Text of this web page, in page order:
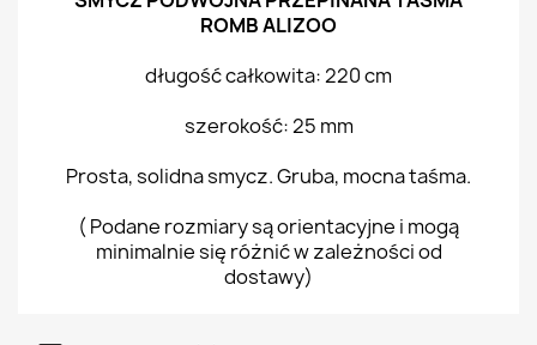
ROMB ALIZOO
długość całkowita: 220 cm
szerokość: 25 mm
Prosta, solidna smycz. Gruba, mocna taśma.
( Podane rozmiary są orientacyjne i mogą
minimalnie się różnić w zależności od
dostawy)